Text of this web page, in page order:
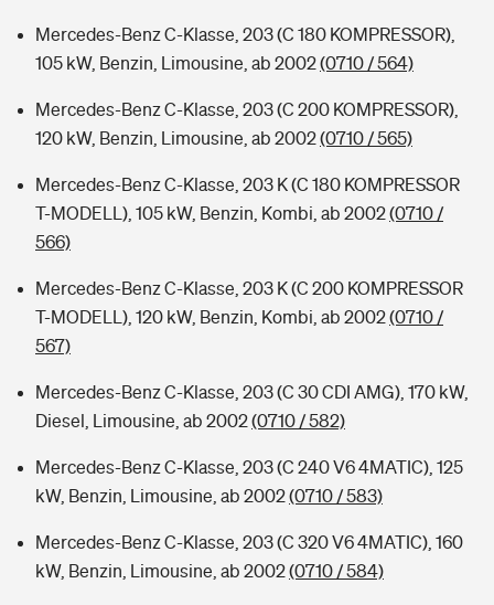
Mercedes-Benz C-Klasse, 203 (C 180 KOMPRESSOR),
105 kW, Benzin, Limousine, ab 2002(0710 / 564)
Mercedes-Benz C-Klasse, 203 (C 200 KOMPRESSOR),
120 kW, Benzin, Limousine, ab 2002(0710 / 565)
Mercedes-Benz C-Klasse, 203 K (C 180 KOMPRESSOR
T-MODELL), 105 kW, Benzin, Kombi, ab 2002(0710 /
566)
Mercedes-Benz C-Klasse, 203 K (C 200 KOMPRESSOR
T-MODELL), 120 kW, Benzin, Kombi, ab 2002(0710 /
567)
Mercedes-Benz C-Klasse, 203 (C 30 CDI AMG), 170 kW,
Diesel, Limousine, ab 2002(0710 / 582)
Mercedes-Benz C-Klasse, 203 (C 240 V6 4MATIC), 125
kW, Benzin, Limousine, ab 2002(0710 / 583)
Mercedes-Benz C-Klasse, 203 (C 320 V6 4MATIC), 160
kW, Benzin, Limousine, ab 2002(0710 / 584)